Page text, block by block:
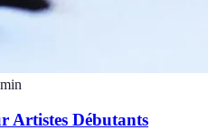
min
Artistes Débutants